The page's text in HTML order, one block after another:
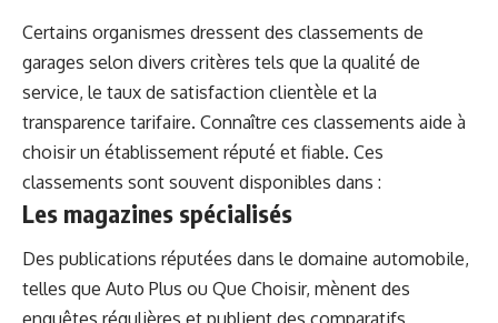
Certains organismes dressent des classements de
garages selon divers critères tels que la qualité de
service, le taux de satisfaction clientèle et la
transparence tarifaire. Connaître ces classements aide à
choisir un établissement réputé et fiable. Ces
classements sont souvent disponibles dans :
Les magazines spécialisés
Des publications réputées dans le domaine automobile,
telles que Auto Plus ou Que Choisir, mènent des
enquêtes régulières et publient des comparatifs